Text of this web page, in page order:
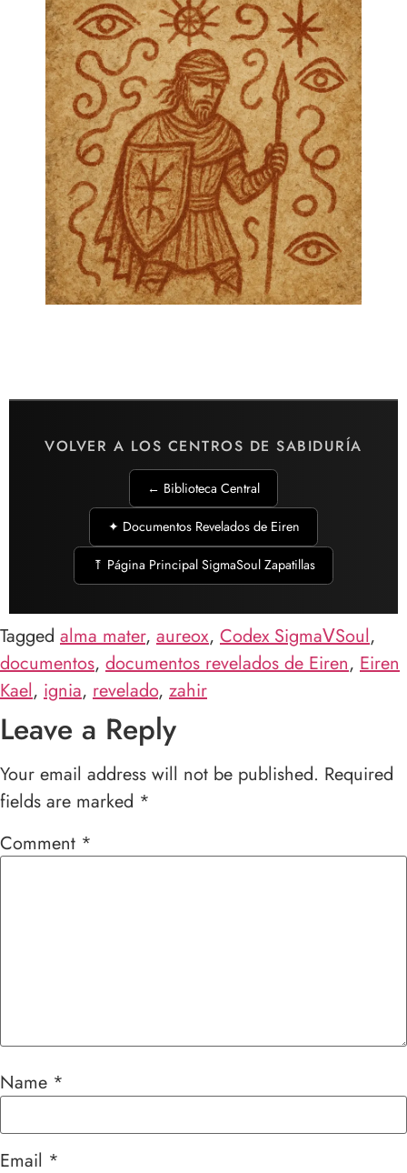
VOLVER A LOS CENTROS DE SABIDURÍA
← Biblioteca Central
✦ Documentos Revelados de Eiren
⤒ Página Principal SigmaSoul Zapatillas
Tagged alma mater, aureox, Codex SigmaⅤSoul,
documentos, documentos revelados de Eiren, Eiren
Kael, ignia, revelado, zahir
Leave a Reply
Your email address will not be published. Required
fields are marked *
Comment *
Name *
Email *